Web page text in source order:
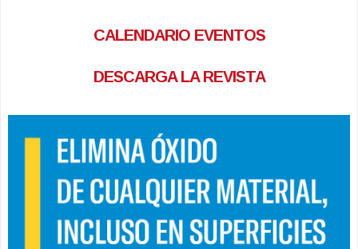
CALENDARIO EVENTOS
DESCARGA LA REVISTA